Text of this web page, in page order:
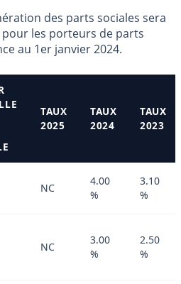
des parts sociales sera
les porteurs de parts
au 1er janvier 2024.
TAUX
2025
TAUX
2024
TAUX
2023
NC
4.00
%
3.10
%
NC
3.00
%
2.50
%